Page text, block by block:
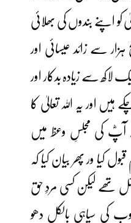
کو اپنے بندوں کی بھلائی
سے زائد عیسائی اور
لاکھ سے زیادہ بدکار اور
ہیں اور یہ اللہ تعالیٰ کا
آپؓ کی مجلسِ وعظ میں
کیا ور پھر بیان کیا کہ
تھے لیکن کسی مردِ حق
کی سیاہی بالکل دھو